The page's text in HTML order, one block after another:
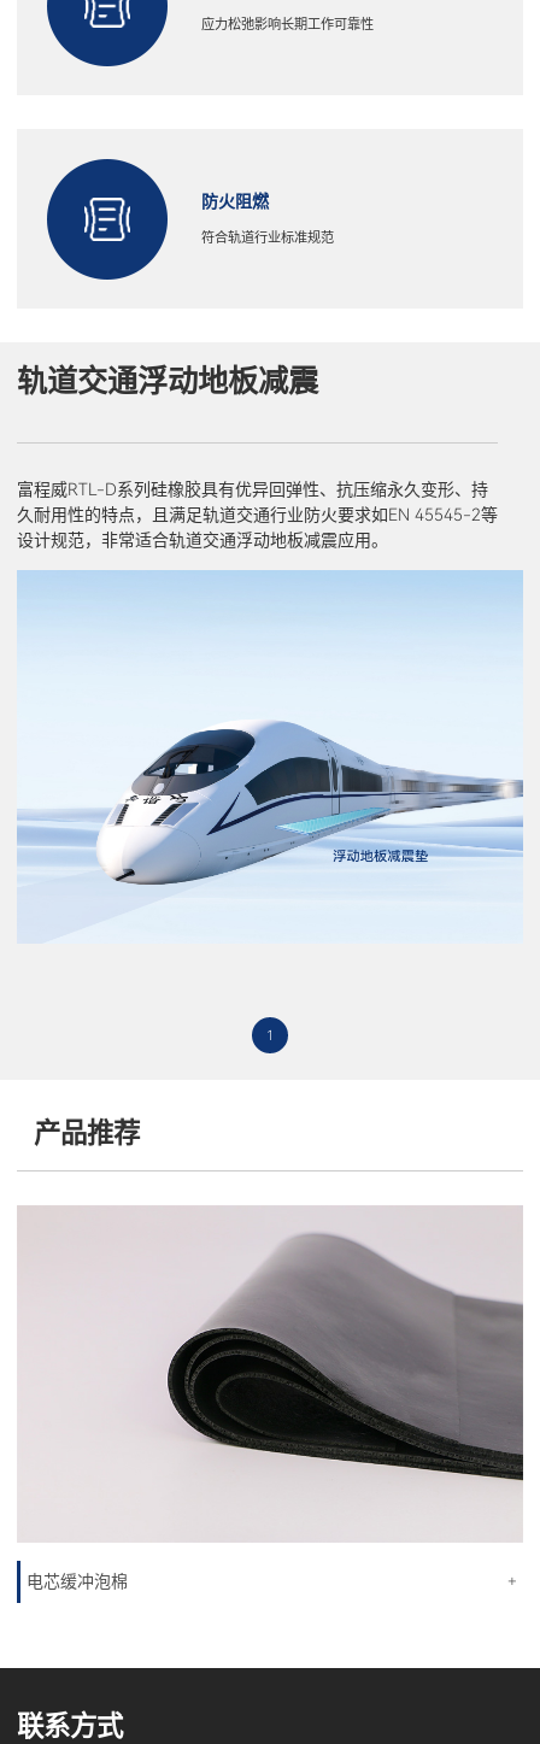
应力松弛影响长期工作可靠性
防火阻燃
符合轨道行业标准规范
轨道交通浮动地板减震
富程威RTL-D系列硅橡胶具有优异回弹性、抗压缩永久变形、持
久耐用性的特点，且满足轨道交通行业防火要求如EN 45545-2等
设计规范，非常适合轨道交通浮动地板减震应用。
1
产品推荐
电芯缓冲泡棉 +
联系方式